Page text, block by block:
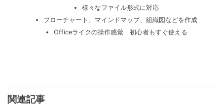
様々なファイル形式に対応
フローチャート、マインドマップ、組織図などを作成
Officeライクの操作感覚 初心者もすぐ使える
関連記事